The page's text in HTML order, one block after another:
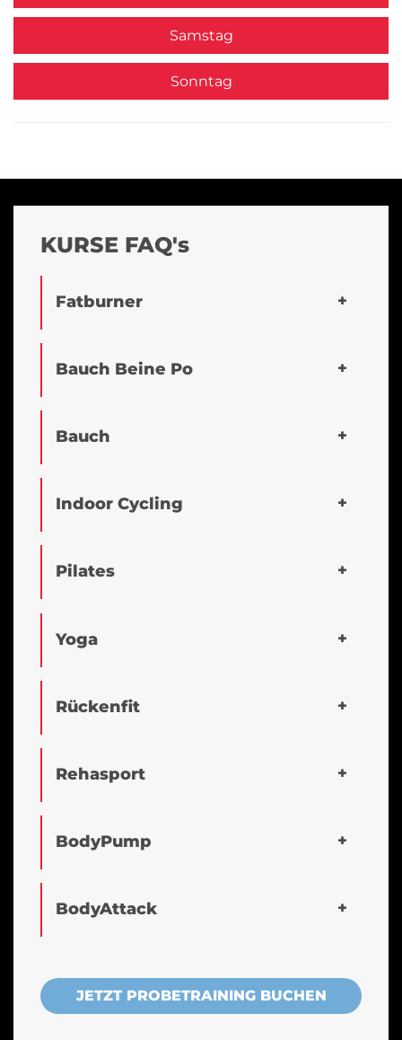
Samstag
Sonntag
KURSE FAQ's
Fatburner
Bauch Beine Po
Bauch
Indoor Cycling
Pilates
Yoga
Rückenfit
Rehasport
BodyPump
BodyAttack
JETZT PROBETRAINING BUCHEN